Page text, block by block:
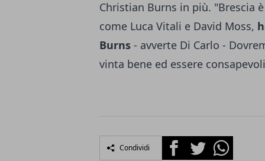
Christian Burns in più. "Brescia
come Luca Vitali e David Moss,
Burns - avverte Di Carlo -
vinta bene ed essere
Condividi FacebookTwitterWhatsapp